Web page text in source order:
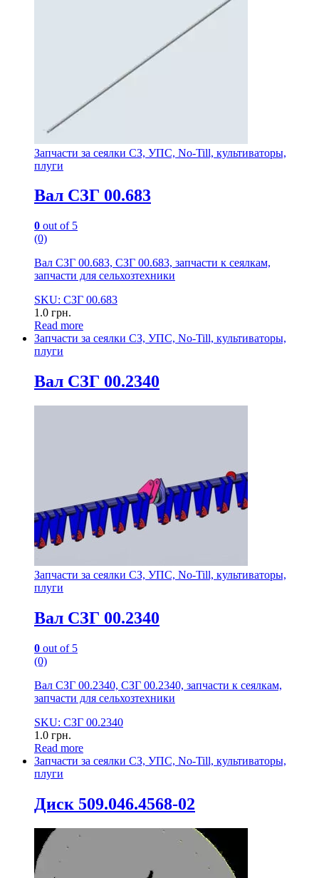
Запчасти за сеялки СЗ, УПС, No-Till, культиваторы,
плуги
Вал СЗГ 00.683
0 out of 5
(0)
Вал СЗГ 00.683, СЗГ 00.683, запчасти к сеялкам,
запчасти для сельхозтехники
SKU: СЗГ 00.683
1.0 грн.
Read more
Запчасти за сеялки СЗ, УПС, No-Till, культиваторы,
плуги
Вал СЗГ 00.2340
Запчасти за сеялки СЗ, УПС, No-Till, культиваторы,
плуги
Вал СЗГ 00.2340
0 out of 5
(0)
Вал СЗГ 00.2340, СЗГ 00.2340, запчасти к сеялкам,
запчасти для сельхозтехники
SKU: СЗГ 00.2340
1.0 грн.
Read more
Запчасти за сеялки СЗ, УПС, No-Till, культиваторы,
плуги
Диск 509.046.4568-02